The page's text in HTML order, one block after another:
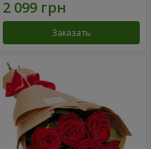
Заказать